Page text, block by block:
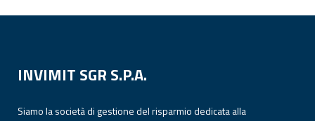
INVIMIT SGR S.P.A.
Siamo la società di gestione del risparmio dedicata alla